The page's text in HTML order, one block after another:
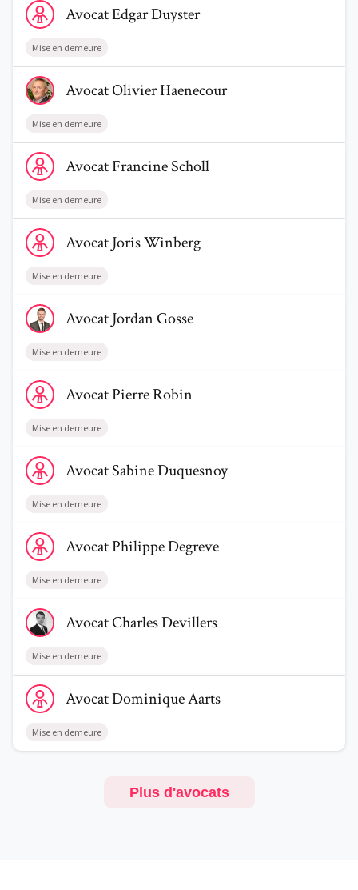
AvocatEdgarDuyster
Mise en demeure
Voir le profil de AvocatOlivier Haenecour
AvocatOlivierHaenecour
Mise en demeure
Voir le profil de AvocatFrancine Scholl
AvocatFrancineScholl
Mise en demeure
Voir le profil de AvocatJoris Winberg
AvocatJorisWinberg
Mise en demeure
Voir le profil de AvocatJordan Gosse
AvocatJordanGosse
Mise en demeure
Voir le profil de AvocatPierre Robin
AvocatPierreRobin
Mise en demeure
Voir le profil de AvocatSabine Duquesnoy
AvocatSabineDuquesnoy
Mise en demeure
Voir le profil de AvocatPhilippe Degreve
AvocatPhilippeDegreve
Mise en demeure
Voir le profil de AvocatCharles Devillers
AvocatCharlesDevillers
Mise en demeure
Voir le profil de AvocatDominique Aarts
AvocatDominiqueAarts
Mise en demeure
Plus d'avocats